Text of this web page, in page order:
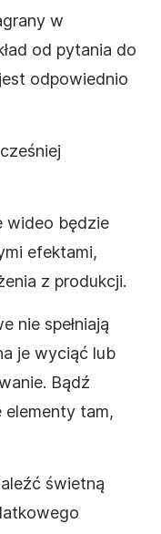
w
od pytania do
odpowiednio
wideo będzie
efektami,
z produkcji.
nie spełniają
je wyciąć lub
Bądź
tam,
świetną